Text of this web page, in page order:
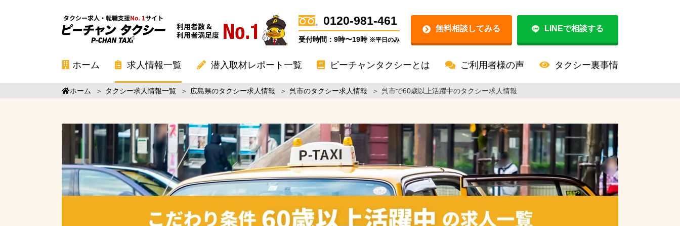
0120-981-461
受付時間：9時〜19時 ※平日のみ
無料相談してみる LINEで相談する
ホーム 求人情報一覧 潜入取材レポート一覧 ピーチャンタクシーとは ご利用者様の声 タクシー裏事情
ホーム ＞ タクシー求人情報一覧 ＞ 広島県のタクシー求人情報 ＞ 呉市のタクシー求人情報 ＞ 呉市で60歳以上活躍中のタクシー求人情報